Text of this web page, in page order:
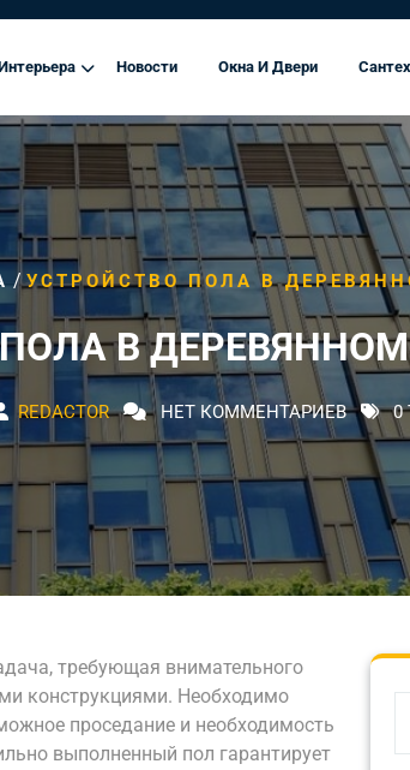
Новости Окна И Двери
/УСТРОЙСТВО ПОЛА В
В
REDACTOR НЕТ КОММЕНТАРИЕВ 0
требующая внимательного
конструкциями. Необходимо
проседание и необходимость
выполненный пол гарантирует